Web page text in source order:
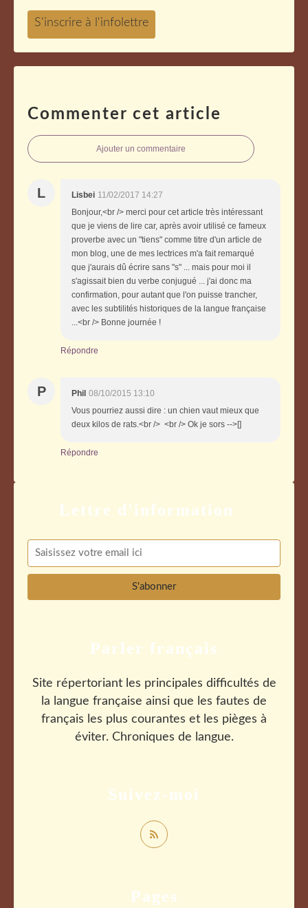
Commenter cet article
Ajouter un commentaire
L Lisbei 11/02/2017 14:27
Bonjour,<br /> merci pour cet article très intéressant
que je viens de lire car, après avoir utilisé ce fameux
proverbe avec un "tiens" comme titre d'un article de
mon blog, une de mes lectrices m'a fait remarqué
que j'aurais dû écrire sans "s" ... mais pour moi il
s'agissait bien du verbe conjugué ... j'ai donc ma
confirmation, pour autant que l'on puisse trancher,
avec les subtilités historiques de la langue française
...<br /> Bonne journée !
Répondre
P Phil 08/10/2015 13:10
Vous pourriez aussi dire : un chien vaut mieux que
deux kilos de rats.<br /> <br /> Ok je sors -->[]
Répondre
Pages
Suivez-moi
Parler français
Site répertoriant les principales difficultés de
la langue française ainsi que les fautes de
français les plus courantes et les pièges à
éviter. Chroniques de langue.